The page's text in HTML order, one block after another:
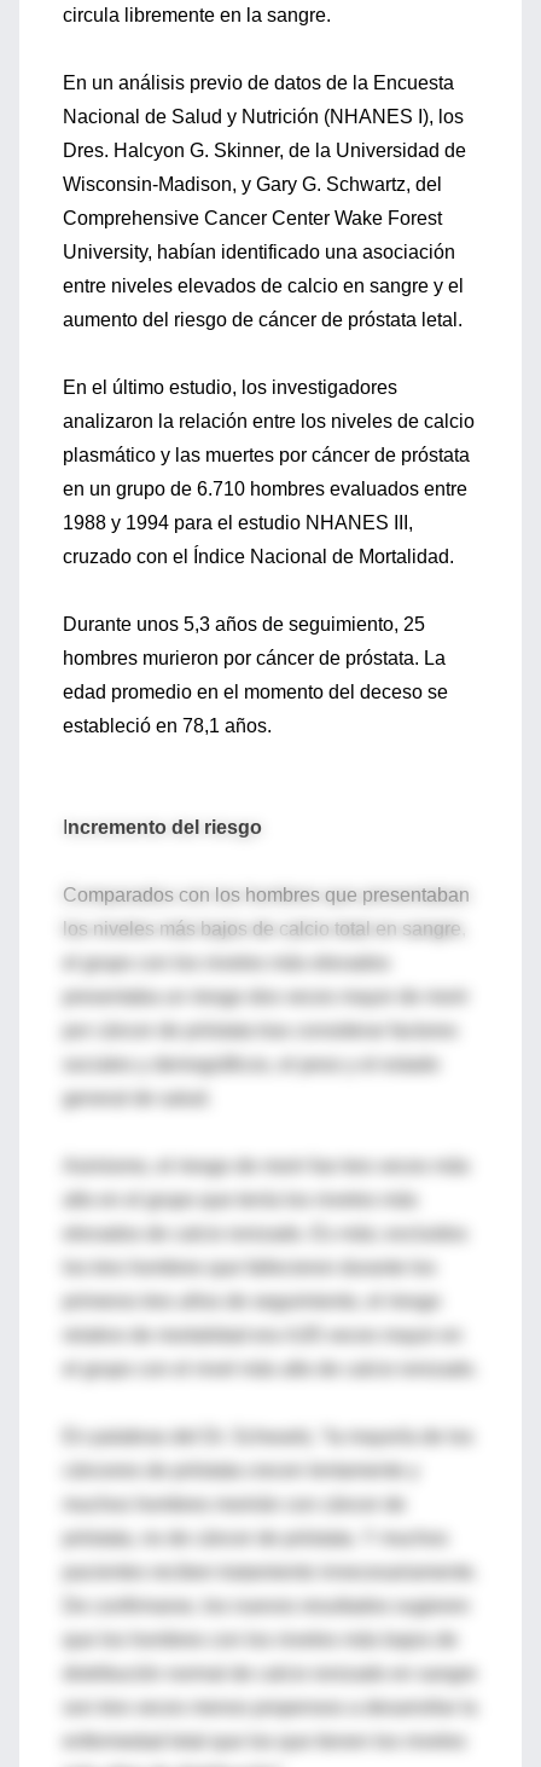
circula libremente en la sangre.
En un análisis previo de datos de la Encuesta
Nacional de Salud y Nutrición (NHANES I), los
Dres. Halcyon G. Skinner, de la Universidad de
Wisconsin-Madison, y Gary G. Schwartz, del
Comprehensive Cancer Center Wake Forest
University, habían identificado una asociación
entre niveles elevados de calcio en sangre y el
aumento del riesgo de cáncer de próstata letal.
En el último estudio, los investigadores
analizaron la relación entre los niveles de calcio
plasmático y las muertes por cáncer de próstata
en un grupo de 6.710 hombres evaluados entre
1988 y 1994 para el estudio NHANES III,
cruzado con el Índice Nacional de Mortalidad.
Durante unos 5,3 años de seguimiento, 25
hombres murieron por cáncer de próstata. La
edad promedio en el momento del deceso se
estableció en 78,1 años.
ncremento del riesgo
Comparados con los hombres que presentaban
los niveles más bajos de calcio total en sangre,
el grupo con los niveles más elevados
presentaba un riesgo dos veces mayor de morir
sociales y demográficos, el peso y el estado
general de salud.
Asimismo, el riesgo de morir fue tres veces más
alto en el grupo que tenía los niveles más
primeros tres años de seguimiento, el riesgo
relativo de mortalidad era 4,65 veces mayor en
el grupo con el nivel más alto de calcio ionizado.
En palabras del Dr. Schwartz, “la mayoría de los
De confirmarse, los nuevos resultados sugieren
que los hombres con los niveles más bajos de
distribución normal de calcio ionizado en sangre